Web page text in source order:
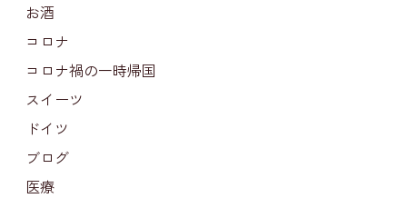
お酒
コロナ
コロナ禍の一時帰国
スイーツ
ドイツ
ブログ
医療